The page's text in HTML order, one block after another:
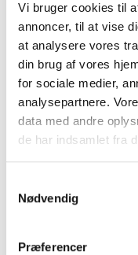
Vi bruger cookies til
annoncer, til at vise
at analysere vores
din brug af vores
for sociale medier,
analysepartnere.
data med andre
de har indsamlet fra
Nødvendig
Præferencer
SST1 enkeltgas
vedligeholdelsesfri
eller O2. Dens
brugere, der
med at være nem
NFC til